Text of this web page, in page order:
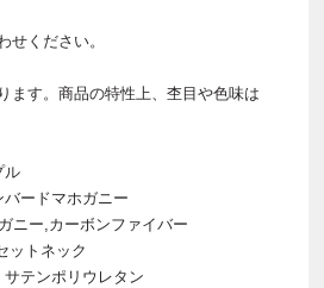
せください。
ます。商品の特性上、杢目や色味は
ル
ードマホガニー
ニー,カーボンファイバー
ットネック
テンポリウレタン